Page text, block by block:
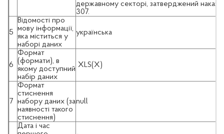
державному секторі, затверджений
307.
5
Відомості про
мову інформації,
яка міститься у
наборі даних
українська
6
Формат
(формати), в
якому доступний
набір даних
XLS(X)
7
Формат
стиснення
набору даних (за
наявності такого
стиснення)
null
Дата i час